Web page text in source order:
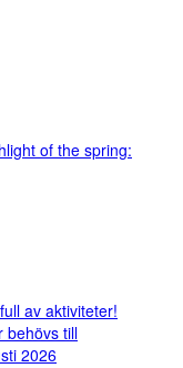
of the spring:
av aktiviteter!
behövs till
2026